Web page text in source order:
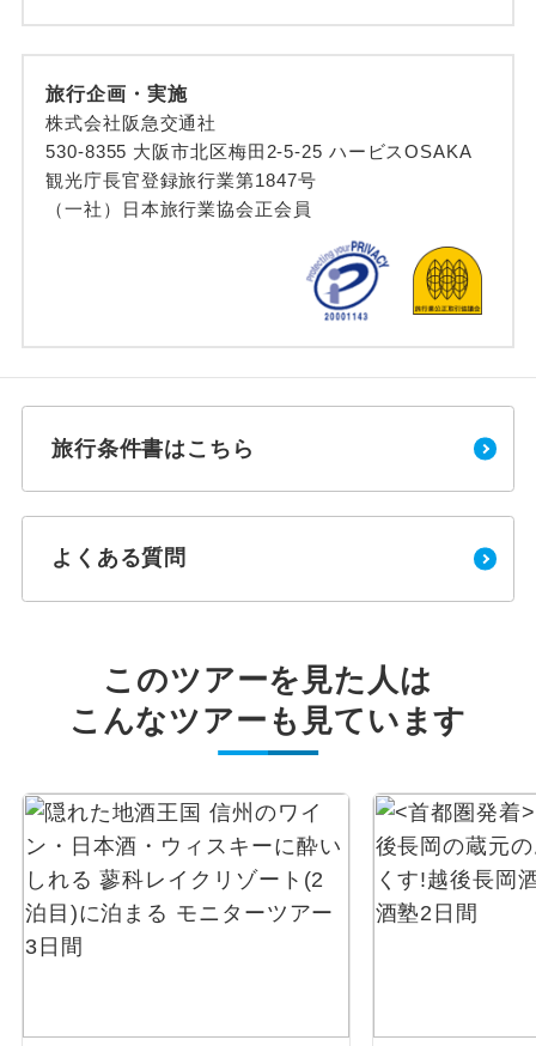
旅行企画・実施
株式会社阪急交通社
530-8355 大阪市北区梅田2-5-25 ハービスOSAKA
観光庁長官登録旅行業第1847号
（一社）日本旅行業協会正会員
旅行条件書はこちら
よくある質問
このツアーを見た人は
こんなツアーも見ています